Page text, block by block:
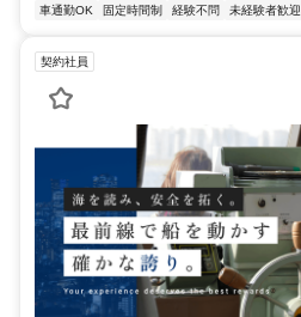
車通勤OK
固定時間制 経験不問 未経験者歓迎
契約社員